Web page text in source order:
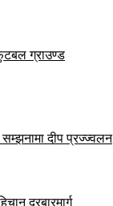
ग्राउण्ड
दीप प्रज्ज्वलन
दरबारमार्ग